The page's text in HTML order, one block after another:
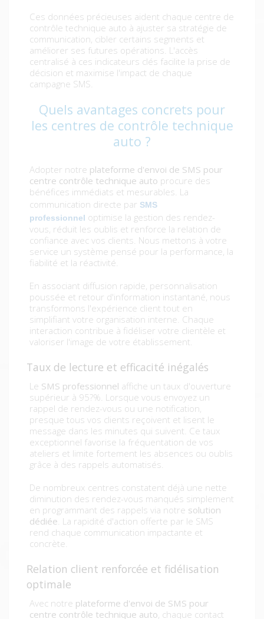
Ces données précieuses aident chaque centre de
contrôle technique auto à ajuster sa stratégie de
communication, cibler certains segments et
améliorer ses futures opérations. L'accès
centralisé à ces indicateurs clés facilite la prise de
décision et maximise l'impact de chaque
campagne SMS.
Quels avantages concrets pour
les centres de contrôle technique
auto ?
Adopter notre plateforme d'envoi de SMS pour
centre contrôle technique auto procure des
bénéfices immédiats et mesurables. La
communication directe par SMS
professionnel optimise la gestion des rendez-
vous, réduit les oublis et renforce la relation de
confiance avec vos clients. Nous mettons à votre
service un système pensé pour la performance, la
fiabilité et la réactivité.
En associant diffusion rapide, personnalisation
poussée et retour d'information instantané, nous
transformons l'expérience client tout en
simplifiant votre organisation interne. Chaque
interaction contribue à fidéliser votre clientèle et
valoriser l'image de votre établissement.
Taux de lecture et efficacité inégalés
Le SMS professionnel affiche un taux d'ouverture
supérieur à 95?%. Lorsque vous envoyez un
rappel de rendez-vous ou une notification,
presque tous vos clients reçoivent et lisent le
message dans les minutes qui suivent. Ce taux
exceptionnel favorise la fréquentation de vos
ateliers et limite fortement les absences ou oublis
grâce à des rappels automatisés.
De nombreux centres constatent déjà une nette
diminution des rendez-vous manqués simplement
en programmant des rappels via notre solution
dédiée . La rapidité d'action offerte par le SMS
rend chaque communication impactante et
concrète.
Relation client renforcée et fidélisation
optimale
Avec notre plateforme d'envoi de SMS pour
centre contrôle technique auto , chaque contact